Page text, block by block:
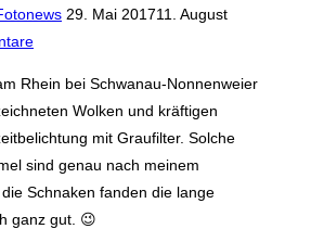
Veröffentlicht
29. Mai 201711. August
Rhein bei Schwanau-Nonnenweier
Wolken und kräftigen
mit Graufilter. Solche
sind genau nach meinem
Schnaken fanden die lange
ganz gut. 😉